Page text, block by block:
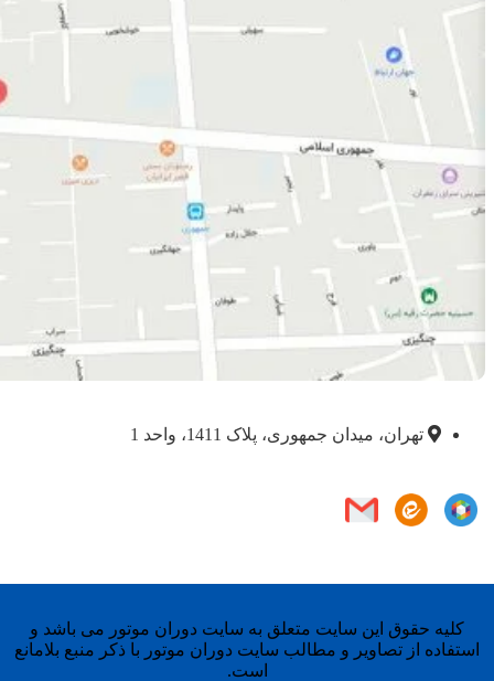
تهران، میدان جمهوری، پلاک 1411، واحد 1
کلیه حقوق این سایت متعلق به سایت دوران موتور می باشد و
استفاده از تصاویر و مطالب سایت دوران موتور با ذکر منبع بلامانع
است.